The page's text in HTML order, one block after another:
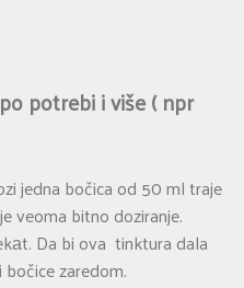
potrebi i više ( npr
jedna bočica od 50 ml traje
veoma bitno doziranje.
Da bi ova tinktura dala
zaredom.